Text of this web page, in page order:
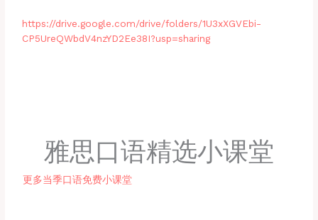
https://drive.google.com/drive/folders/1U3xXGVEbi-
CP5UreQWbdV4nzYD2Ee38I?usp=sharing
雅思口语精选小课堂
更多当季口语免费小课堂